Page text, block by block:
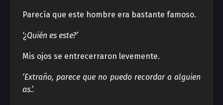
Parecía que este hombre era bastante famoso.
‘¿Quién es este?’
Mis ojos se entrecerraron levemente.
‘Extraño, parece que no puedo recordar a alguien
as.’.